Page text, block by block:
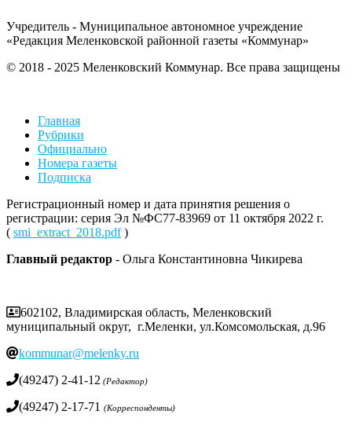
Учредитель - Муниципальное автономное учреждение
«Редакция Меленковской районной газеты «Коммунар»
© 2018 - 2025 Меленковский Коммунар. Все права защищены
Главная
Рубрики
Официально
Номера газеты
Подписка
Регистрационный номер и дата принятия решения о
регистрации: серия Эл №ФС77-83969 от 11 октября 2022 г.
( smi_extract_2018.pdf)
Главный редактор - Ольга Константиновна Чикирева
602102, Владимирская область, Меленковский
муниципальный округ, г.Меленки, ул.Комсомольская, д.96
kommunar@melenky.ru
(49247) 2-41-12 (Редактор)
(49247) 2-17-71 (Корреспонденты)